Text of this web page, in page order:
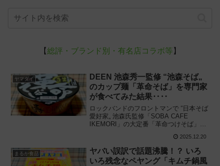
【総評・ブランド別・有名店コラボ等 】
ヤマダイ
DEEN 池森秀一監修 “池森そば„
のカップ麺「革命そば」を専門家
が食べてみた結果‥‥
ロックバンドのフロントマンで “日本そば
愛好家„ 池森氏監修「SOBA CAFE
IKEMORI」の大定番「革命つけそば」の
チのヤマダイと共同開発「池森そば 革命
そば」を食べてみた感想と評価・レビュ
ーです。
2025.12.20
まるか食品
ヤバい誤訳で話題沸騰！？ いろ
いろ残念なペヤング「キムチ鍋風